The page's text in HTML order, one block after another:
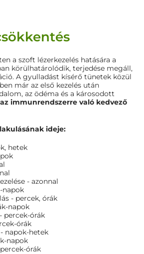
a szoft lézerkezelés hatására a
körülhatárolódik, terjedése megáll,
A gyulladást kísérő tünetek közül
már az első kezelés után
az ödéma és a károsodott
immunrendszerre való kedvező
ideje:
hetek
- azonnal
napok
- percek, órák
napok
percek-órák
órák
napok-hetek
napok
órák